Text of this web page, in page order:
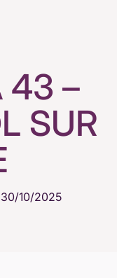
43 –
SUR
10/2025